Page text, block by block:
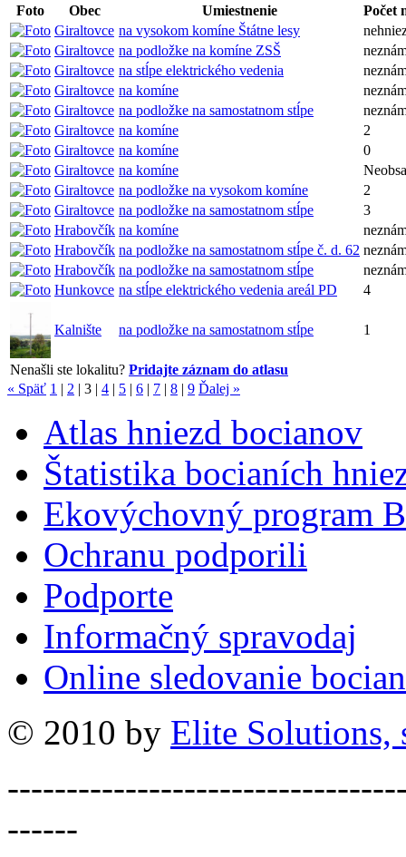
Foto
Obec Umiestnenie
Počet
Giraltovce na vysokom komíne Štátne lesy
Giraltovce na podložke na komíne ZSŠ
Giraltovce na stĺpe elektrického vedenia
Giraltovce na komíne
Giraltovce na podložke na samostatnom stĺpe
Giraltovce na komíne
2
Giraltovce na komíne
0
Giraltovce na komíne
Giraltovce na podložke na vysokom komíne
2
Giraltovce na podložke na samostatnom stĺpe
3
Hrabovčík na komíne
Hrabovčík na podložke na samostatnom stĺpe č. d. 62
Hrabovčík na podložke na samostatnom stĺpe
Hunkovce na stĺpe elektrického vedenia areál PD 4
Kalnište na podložke na samostatnom stĺpe 1
Nenašli ste lokalitu? Pridajte záznam do atlasu
« Späť 1 | 2 | 3 | 4 | 5 | 6 | 7 | 8 | 9 Ďalej »
Atlas hniezd bocianov
Štatistika bocianích
Ekovýchovný program
Ochranu podporili
Podporte
Informačný spravodaj
Online sledovanie
© 2010 by Elite Solutions,
------